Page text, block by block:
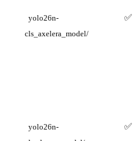
yolo26n-
cls_axelera_model/
✅
yolo26n-
✅